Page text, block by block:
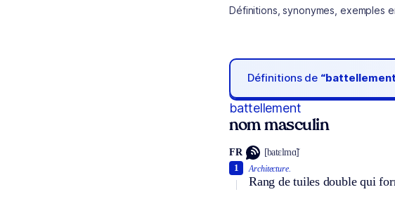
Définitions, synonymes, exemples
Définitions de
battellement
nom masculin
FR [batɛlmɑ̃]
Architecture.
Rang de tuiles double qui
1